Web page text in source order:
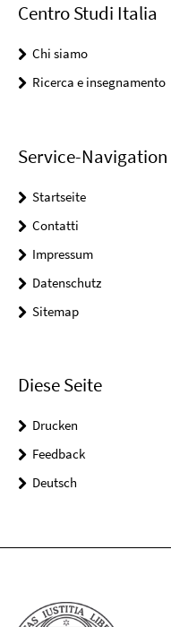
Centro Studi Italia
Chi siamo
Ricerca e insegnamento
Service-Navigation
Startseite
Contatti
Impressum
Datenschutz
Sitemap
Diese Seite
Drucken
Feedback
Deutsch